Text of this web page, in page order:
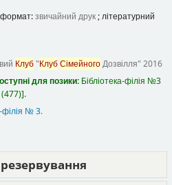
звичайний друк; літературний
Клуб"КлубСімейногоДозвілля" 2016
для позики: Бібліотека-філія №3
.
філія № 3.